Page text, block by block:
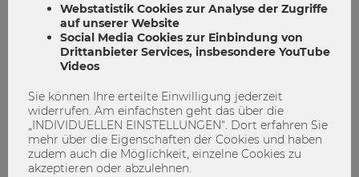
Neu im Bachelor: Finanzierung setzt
auf Unterricht mit Mitarbeitsleistungen
Bachelor Finanzierung
Mitarbeit
Neuerungen
Vorteile
Webstatistik Cookies zur Analyse der Zugriffe
auf unserer Website
Social Media Cookies zur Einbindung von
Drittanbieter Services, insbesondere YouTube
Videos
Sie können Ihre erteilte Einwilligung jederzeit
widerrufen. Am einfachsten geht das über die
„INDIVIDUELLEN EINSTELLUNGEN“. Dort erfahren Sie
mehr über die Eigenschaften der Cookies und haben
zudem auch die Möglichkeit, einzelne Cookies zu
akzeptieren oder abzulehnen.